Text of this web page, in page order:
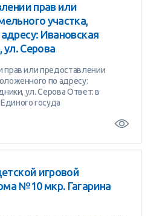
прав или
участка,
Ивановская
ул. Серова
прав или предоставлении
по адресу:
ул. Серова Ответ: в
госуда
игровой
№10 мкр. Гагарина